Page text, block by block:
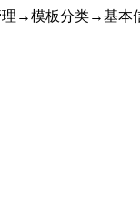
→模板分类→基本